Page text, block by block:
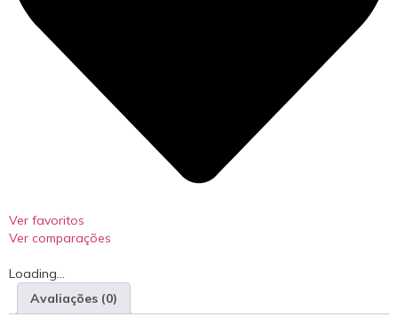
Ver favoritos
Ver comparações
Loading...
Avaliações (0)